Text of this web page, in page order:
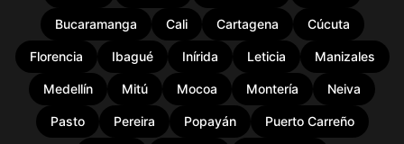
Bucaramanga Cali Cartagena Cúcuta
Florencia Ibagué Inírida Leticia Manizales
Medellín Mitú Mocoa Montería Neiva
Pasto Pereira Popayán Puerto Carreño